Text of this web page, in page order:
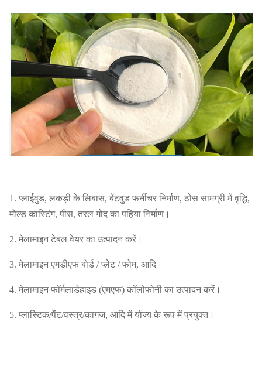
1. प्लाईवुड, लकड़ी के लिबास, बेंटवुड फर्नीचर निर्माण, ठोस सामग्री में वृद्धि,
मोल्ड कास्टिंग, पीस, तरल गोंद का पहिया निर्माण।
2. मेलामाइन टेबल वेयर का उत्पादन करें।
3. मेलामाइन एमडीएफ बोर्ड / प्लेट / फोम, आदि।
4. मेलामाइन फॉर्मलाडेहाइड (एमएफ) कॉलोफोनी का उत्पादन करें।
5. प्लास्टिक/पेंट/वस्त्र/कागज, आदि में योज्य के रूप में प्रयुक्त।